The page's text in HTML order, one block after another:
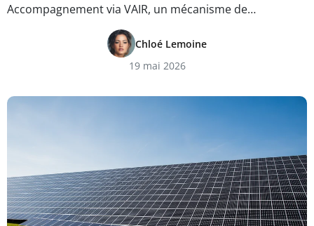
Accompagnement via VAIR, un mécanisme de…
Chloé Lemoine
19 mai 2026